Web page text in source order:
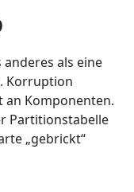
als eine
Korruption
an Komponenten.
Partitionstabelle
„gebrickt“